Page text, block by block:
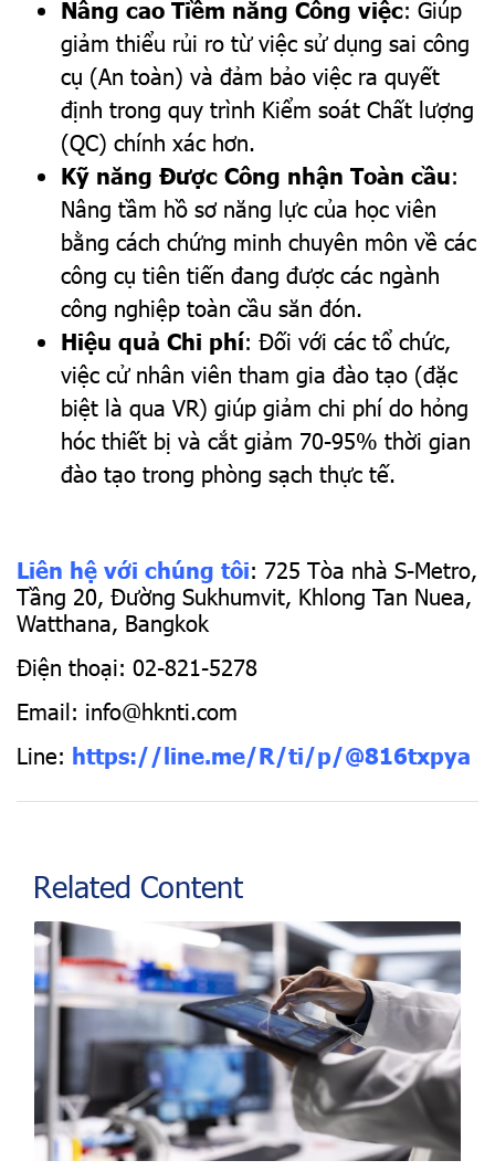
Nâng cao Tiềm năng Công việc: Giúp
giảm thiểu rủi ro từ việc sử dụng sai công
cụ (An toàn) và đảm bảo việc ra quyết
định trong quy trình Kiểm soát Chất lượng
(QC) chính xác hơn.
Kỹ năng Được Công nhận Toàn cầu:
Nâng tầm hồ sơ năng lực của học viên
bằng cách chứng minh chuyên môn về các
công cụ tiên tiến đang được các ngành
công nghiệp toàn cầu săn đón.
Hiệu quả Chi phí: Đối với các tổ chức,
việc cử nhân viên tham gia đào tạo (đặc
biệt là qua VR) giúp giảm chi phí do hỏng
hóc thiết bị và cắt giảm 70-95% thời gian
đào tạo trong phòng sạch thực tế.
Liên hệ với chúng tôi: 725 Tòa nhà S-Metro,
Tầng 20, Đường Sukhumvit, Khlong Tan Nuea,
Watthana, Bangkok
Điện thoại: 02-821-5278
Email: info@hknti.com
Line: https://line.me/R/ti/p/@816txpya
Related Content